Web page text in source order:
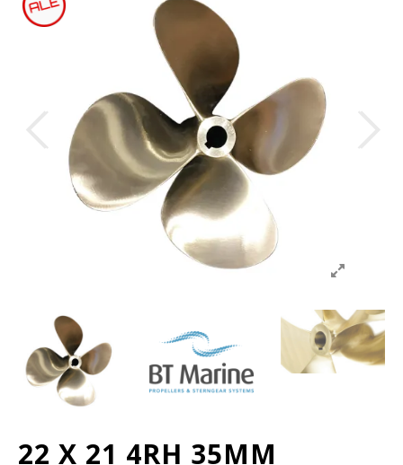
22 X 21 4RH 35MM